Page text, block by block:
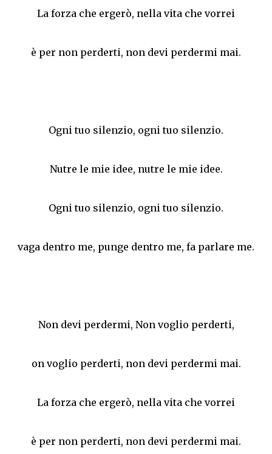
La forza che ergerò, nella vita che vorrei
è per non perderti, non devi perdermi mai.
Ogni tuo silenzio, ogni tuo silenzio.
Nutre le mie idee, nutre le mie idee.
Ogni tuo silenzio, ogni tuo silenzio.
vaga dentro me, punge dentro me, fa parlare me.
Non devi perdermi, Non voglio perderti,
on voglio perderti, non devi perdermi mai.
La forza che ergerò, nella vita che vorrei
è per non perderti, non devi perdermi mai.